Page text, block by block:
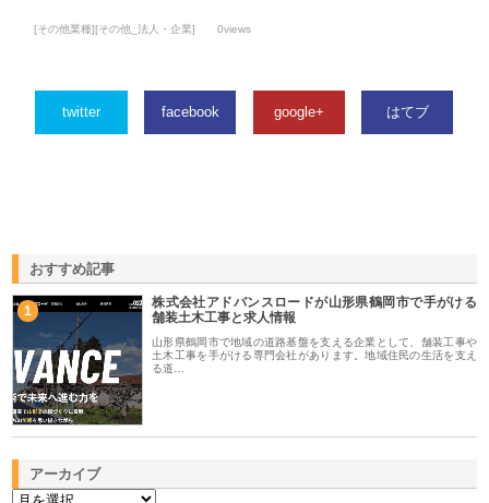
[その他業種][その他_法人・企業] 0views
twitter facebook google+ はてブ
おすすめ記事
1
株式会社アドバンスロードが山形県鶴岡市で手がける
舗装土木工事と求人情報
山形県鶴岡市で地域の道路基盤を支える企業として、舗装工事や
土木工事を手がける専門会社があります。地域住民の生活を支え
る道…
アーカイブ